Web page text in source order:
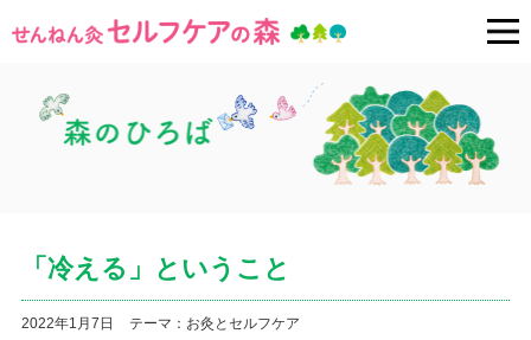
「冷える」ということ
2022年1月7日 テーマ： お灸とセルフケア